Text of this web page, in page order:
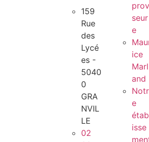
159
Rue
des
Lycé
es -
5040
0
GRA
NVIL
LE
02
seur
e
ice
Marl
and
Notr
e
isse